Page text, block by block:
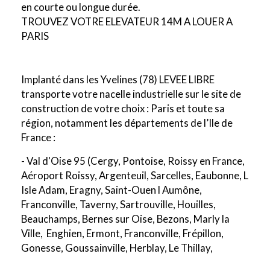
en courte ou longue durée.
TROUVEZ VOTRE ELEVATEUR 14M A LOUER A
PARIS
Implanté dans les Yvelines (78) LEVEE LIBRE
transporte votre nacelle industrielle sur le site de
construction de votre choix : Paris et toute sa
région, notamment les départements de l’Ile de
France :
- Val d'Oise 95 (Cergy, Pontoise, Roissy en France,
Aéroport Roissy, Argenteuil, Sarcelles, Eaubonne, L
Isle Adam, Eragny, Saint-Ouen l Aumône,
Franconville, Taverny, Sartrouville, Houilles,
Beauchamps, Bernes sur Oise, Bezons, Marly la
Ville, Enghien, Ermont, Franconville, Frépillon,
Gonesse, Goussainville, Herblay, Le Thillay,